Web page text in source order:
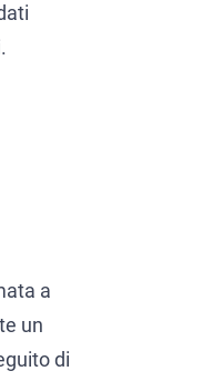
a
un
di